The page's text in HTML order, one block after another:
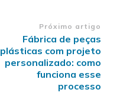
Próximo artigo
Fábrica de peças
plásticas com projeto
personalizado: como
funciona esse
processo